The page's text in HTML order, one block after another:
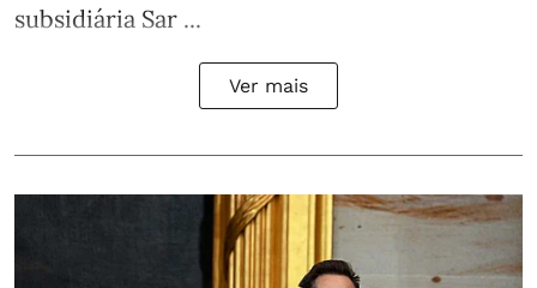
subsidiária Sar ...
Ver mais